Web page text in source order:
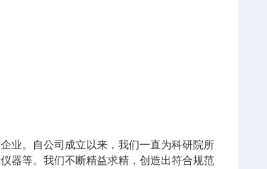
业。自公司成立以来，我们一直为科研院所
器等。我们不断精益求精，创造出符合规范